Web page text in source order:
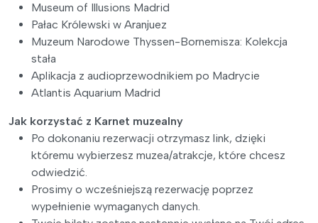
Museum of Illusions Madrid
Pałac Królewski w Aranjuez
Muzeum Narodowe Thyssen-Bornemisza: Kolekcja
stała
Aplikacja z audioprzewodnikiem po Madrycie
Atlantis Aquarium Madrid
Jak korzystać z Karnet muzealny
Po dokonaniu rezerwacji otrzymasz link, dzięki
któremu wybierzesz muzea/atrakcje, które chcesz
odwiedzić.
Prosimy o wcześniejszą rezerwację poprzez
wypełnienie wymaganych danych.